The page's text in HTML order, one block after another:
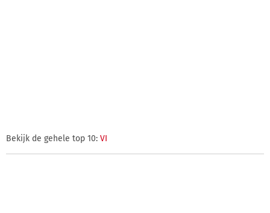
Bekijk de gehele top 10: VI